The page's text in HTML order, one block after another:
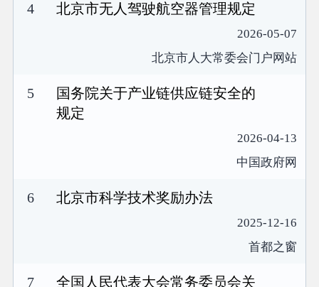
4 北京市无人驾驶航空器管理规定
2026-05-07
北京市人大常委会门户网站
5
国务院关于产业链供应链安全的
规定
2026-04-13
中国政府网
6 北京市科学技术奖励办法
2025-12-16
首都之窗
7
全国人民代表大会常务委员会关